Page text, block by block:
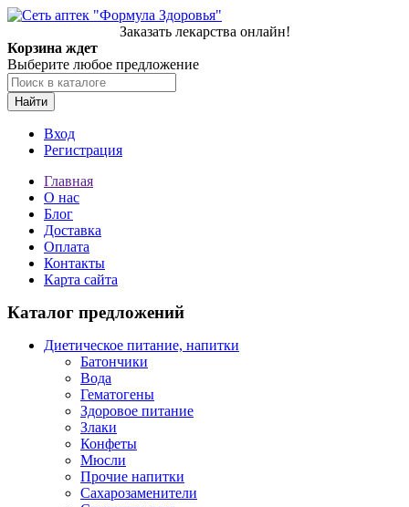
Заказать лекарства онлайн!
Корзина ждет
Выберите любое предложение
Найти
Вход
Регистрация
Главная
О нас
Блог
Доставка
Оплата
Контакты
Карта сайта
Каталог предложений
Диетическое питание, напитки
Батончики
Вода
Гематогены
Здоровое питание
Злаки
Конфеты
Мюсли
Прочие напитки
Сахарозаменители